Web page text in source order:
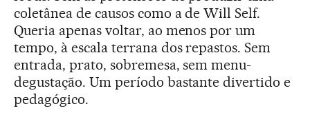
coletânea de causos como a de Will Self.
Queria apenas voltar, ao menos por um
tempo, à escala terrana dos repastos. Sem
entrada, prato, sobremesa, sem menu-
degustação. Um período bastante divertido e
pedagógico.